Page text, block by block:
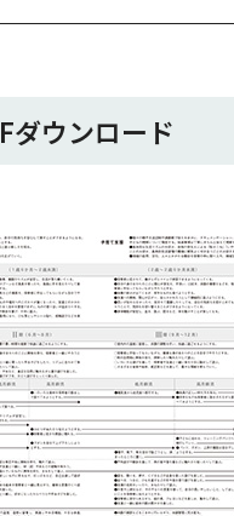
ウンロード